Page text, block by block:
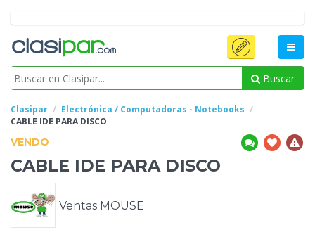
Buscar
Clasipar
Electrónica / Computadoras - Notebooks
CABLE IDE PARA DISCO
VENDO
CABLE IDE PARA DISCO
Ventas MOUSE